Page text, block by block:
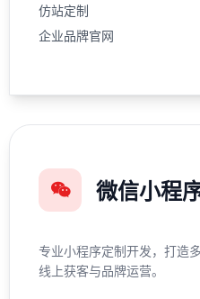
仿站定制
企业品牌官网
微信小程
专业小程序定制开发，打造
线上获客与品牌运营。